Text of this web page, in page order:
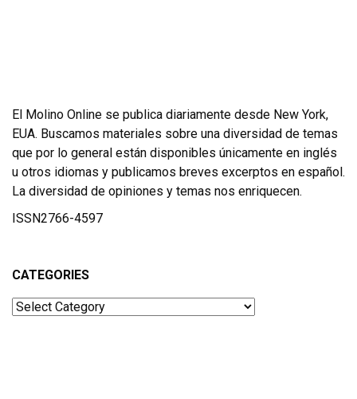
El Molino Online se publica diariamente desde New York,
EUA. Buscamos materiales sobre una diversidad de temas
que por lo general están disponibles únicamente en inglés
u otros idiomas y publicamos breves excerptos en español.
La diversidad de opiniones y temas nos enriquecen.
ISSN2766-4597
CATEGORIES
Categories